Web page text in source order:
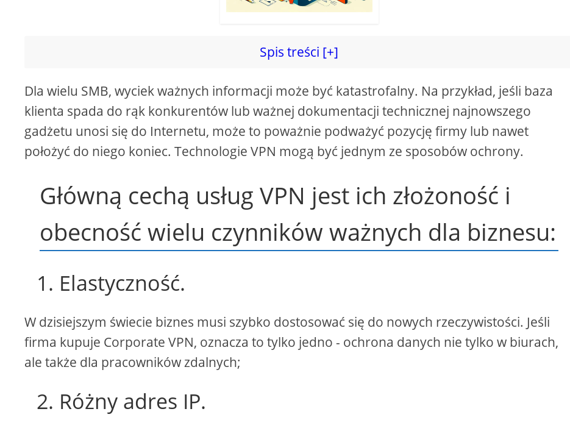
Spis treści [+]
Dla wielu SMB, wyciek ważnych informacji może być katastrofalny. Na przykład, jeśli baza
klienta spada do rąk konkurentów lub ważnej dokumentacji technicznej najnowszego
gadżetu unosi się do Internetu, może to poważnie podważyć pozycję firmy lub nawet
położyć do niego koniec. Technologie VPN mogą być jednym ze sposobów ochrony.
Główną cechą usług VPN jest ich złożoność i
obecność wielu czynników ważnych dla biznesu:
1. Elastyczność.
W dzisiejszym świecie biznes musi szybko dostosować się do nowych rzeczywistości. Jeśli
firma kupuje Corporate VPN, oznacza to tylko jedno - ochrona danych nie tylko w biurach,
ale także dla pracowników zdalnych;
2. Różny adres IP.